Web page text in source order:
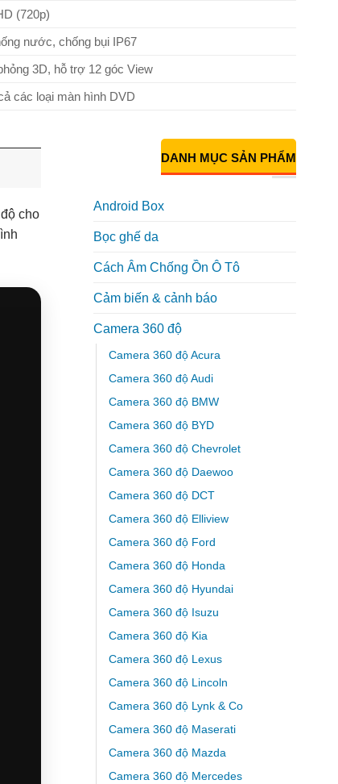
(720p)
nước, chống bụi IP67
3D, hỗ trợ 12 góc View
các loại màn hình DVD
cho
DANH MỤC SẢN PHẨM
Android Box
Bọc ghế da
Cách Âm Chống Ồn Ô Tô
Cảm biến & cảnh báo
Camera 360 độ
Camera 360 độ Acura
Camera 360 độ Audi
Camera 360 độ BMW
Camera 360 độ BYD
Camera 360 độ Chevrolet
Camera 360 độ Daewoo
Camera 360 độ DCT
Camera 360 độ Elliview
Camera 360 độ Ford
Camera 360 độ Honda
Camera 360 độ Hyundai
Camera 360 độ Isuzu
Camera 360 độ Kia
Camera 360 độ Lexus
Camera 360 độ Lincoln
Camera 360 độ Lynk & Co
Camera 360 độ Maserati
Camera 360 độ Mazda
Camera 360 độ Mercedes